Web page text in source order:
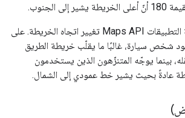
تتيح لك واجهة برمجة التطبيقات Maps API تغيير اتجاه الخريطة. على
سيارة، غالبًا ما يقلّب خريطة الطريق
بينما يوجّه المتنزّهون الذين يستخدمون
بحيث يشير خط عمودي إلى الشمال.